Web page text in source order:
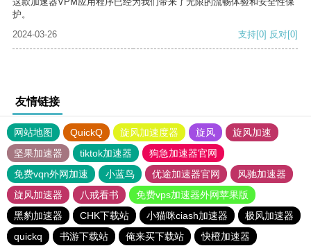
护。
2024-03-26
支持[0] 反对[0]
友情链接
网站地图 QuickQ 旋风加速度器 旋风
旋风加速
坚果加速器
tiktok加速器
狗急加速器官网
免费vqn外网加速
小蓝鸟 优途加速器官网
风驰加速器
旋风加速器
八戒看书
免费vps加速器外网苹果版
黑豹加速器
CHK下载站 小猫咪ciash加速器
极风加速器
quickq
书游下载站 俺来买下载站 快橙加速器